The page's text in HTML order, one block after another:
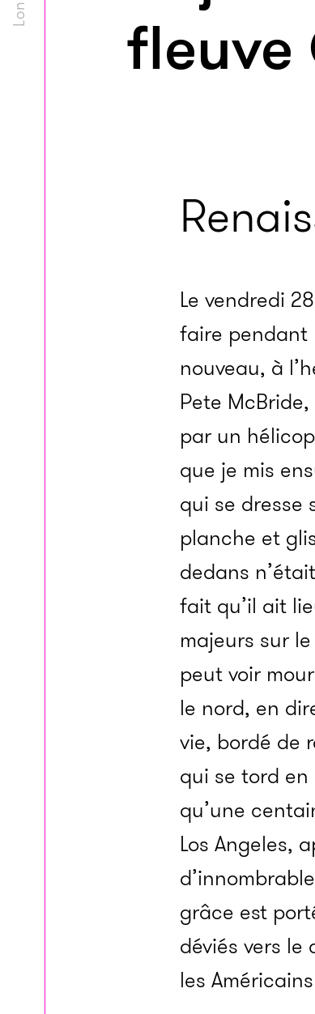
Le vendredi
faire pendant
nouveau, à
Pete
par un
que je mis
qui se dresse
planche et
dedans
fait qu’il ait
majeurs sur
peut voir
le nord, en
vie, bordé de
qui se tord en
qu’une
Los Angeles,
grâce est
déviés vers
les